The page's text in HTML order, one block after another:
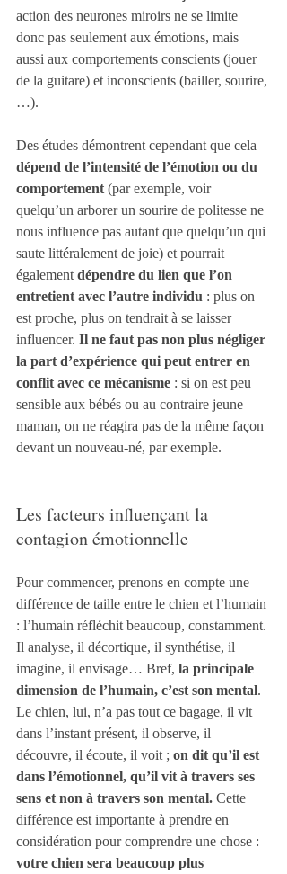
action des neurones miroirs ne se limite
donc pas seulement aux émotions, mais
aussi aux comportements conscients (jouer
de la guitare) et inconscients (bailler, sourire,
…).
Des études démontrent cependant que cela
dépend de l’intensité de l’émotion ou du
comportement (par exemple, voir
quelqu’un arborer un sourire de politesse ne
nous influence pas autant que quelqu’un qui
saute littéralement de joie) et pourrait
également dépendre du lien que l’on
entretient avec l’autre individu : plus on
est proche, plus on tendrait à se laisser
influencer. Il ne faut pas non plus négliger
la part d’expérience qui peut entrer en
conflit avec ce mécanisme : si on est peu
sensible aux bébés ou au contraire jeune
maman, on ne réagira pas de la même façon
devant un nouveau-né, par exemple.
Les facteurs influençant la
contagion émotionnelle
Pour commencer, prenons en compte une
différence de taille entre le chien et l’humain
: l’humain réfléchit beaucoup, constamment.
Il analyse, il décortique, il synthétise, il
imagine, il envisage… Bref, la principale
dimension de l’humain, c’est son mental.
Le chien, lui, n’a pas tout ce bagage, il vit
dans l’instant présent, il observe, il
découvre, il écoute, il voit ; on dit qu’il est
dans l’émotionnel, qu’il vit à travers ses
sens et non à travers son mental. Cette
différence est importante à prendre en
considération pour comprendre une chose :
votre chien sera beaucoup plus